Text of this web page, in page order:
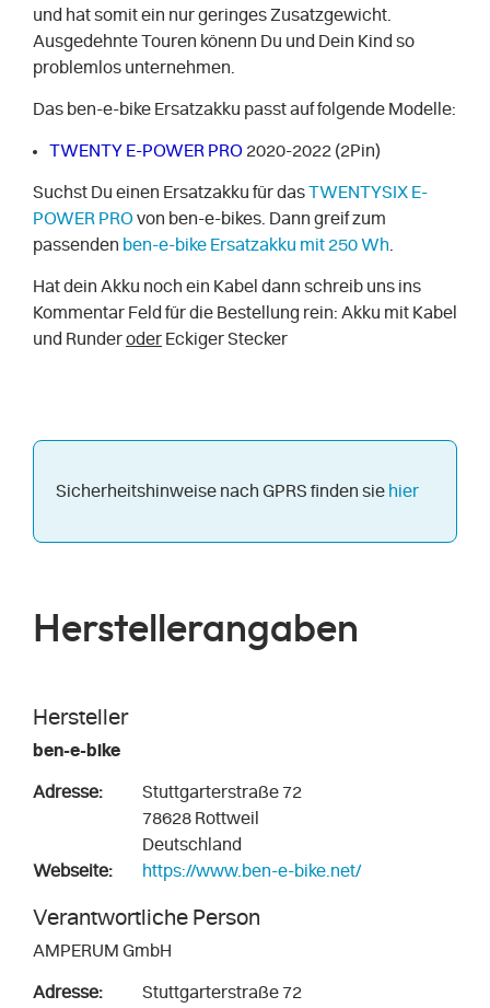
und hat somit ein nur geringes Zusatzgewicht.
Ausgedehnte Touren könenn Du und Dein Kind so
problemlos unternehmen.
Das ben-e-bike Ersatzakku passt auf folgende Modelle:
TWENTY E-POWER PRO 2020-2022 (2Pin)
Suchst Du einen Ersatzakku für dasTWENTYSIX E-
POWER PROvon ben-e-bikes. Dann greif zum
passenden ben-e-bike Ersatzakku mit 250 Wh.
Hat dein Akku noch ein Kabel dann schreib uns ins
Kommentar Feld für die Bestellung rein: Akku mit Kabel
und Runderoder Eckiger Stecker
Sicherheitshinweise nach GPRS finden sie hier
Herstellerangaben
Hersteller
ben-e-bike
Adresse:
Stuttgarterstraße 72
78628 Rottweil
Deutschland
Webseite:
https://www.ben-e-bike.net/
Verantwortliche Person
AMPERUM GmbH
Adresse: Stuttgarterstraße 72